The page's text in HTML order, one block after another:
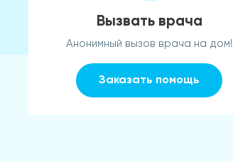
Вызвать врача
Анонимный вызов врача на дом!
Заказать помощь